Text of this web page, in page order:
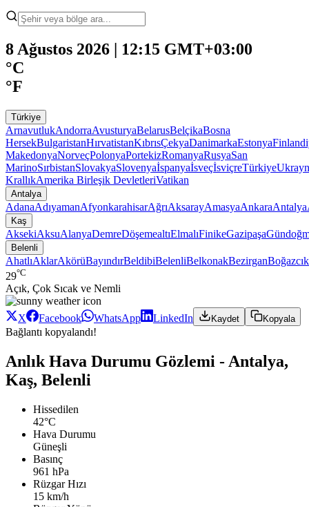
8 Ağustos 2026 | 12:15 GMT+03:00
°C
°F
Türkiye
ArnavutlukAndorraAvusturyaBelarusBelçikaBosna
HersekBulgaristanHırvatistanKıbrısÇekyaDanimarkaEstonya
MakedonyaNorveçPolonyaPortekizRomanyaRusyaSan
MarinoSırbistanSlovakyaSlovenyaİspanyaİsveçİsviçreTürkiye
KrallıkAmerika Birleşik DevletleriVatikan
Antalya
AdanaAdıyamanAfyonkarahisarAğrıAksarayAmasyaAnkaraAntalya
Kaş
AksekiAksuAlanyaDemreDöşemealtıElmalıFinikeGazipaşa
Belenli
AhatlıAklarAkörüBayındırBeldibiBelenliBelkonakBezirganBoğazcık
29°C
Açık, Çok Sıcak ve Nemli
X Facebook WhatsApp LinkedIn Kaydet Kopyala
Bağlantı kopyalandı!
Anlık Hava Durumu Gözlemi - Antalya,
Kaş, Belenli
Hissedilen
42°C
Hava Durumu
Güneşli
Basınç
961 hPa
Rüzgar Hızı
15 km/h